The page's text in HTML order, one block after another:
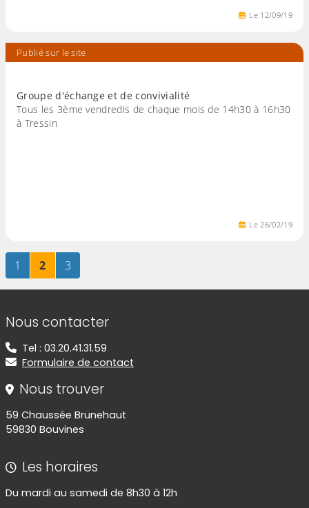
Le 12/09/19
Publié sur le site
Groupe d'échange et de convivialité
Tous les 3ème vendredis de chaque mois de 14h30 à 16h30
à Tressin
Le26/02/19
Page
1 sur 3Page
2sur 3Page
3sur 3
Informations de contact
Nous contacter
Tel : 03.20.41.31.59
Formulaire de contact
Nous trouver
59 Chaussée Brunehaut
59830 Bouvines
Les horaires
Du mardi au samedi de 8h30 à 12h